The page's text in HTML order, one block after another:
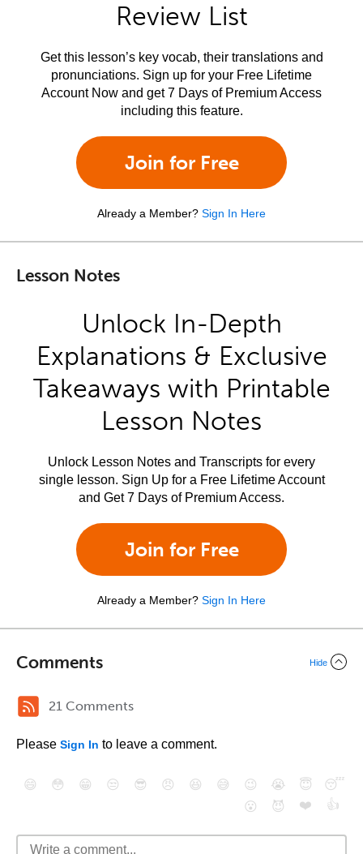
Review List
Get this lesson’s key vocab, their translations and
pronunciations. Sign up for your Free Lifetime
Account Now and get 7 Days of Premium Access
including this feature.
Join for Free
Already a Member? Sign In Here
Lesson Notes
Unlock In-Depth
Explanations & Exclusive
Takeaways with Printable
Lesson Notes
Unlock Lesson Notes and Transcripts for every
single lesson. Sign Up for a Free Lifetime Account
and Get 7 Days of Premium Access.
Join for Free
Already a Member? Sign In Here
Comments Hide
21 Comments
Please Sign In to leave a comment.
😄 😳 😁 😒 😎 😠 😆 😅 😉 😭 😇
😴
😮
😈 ❤️ 👍